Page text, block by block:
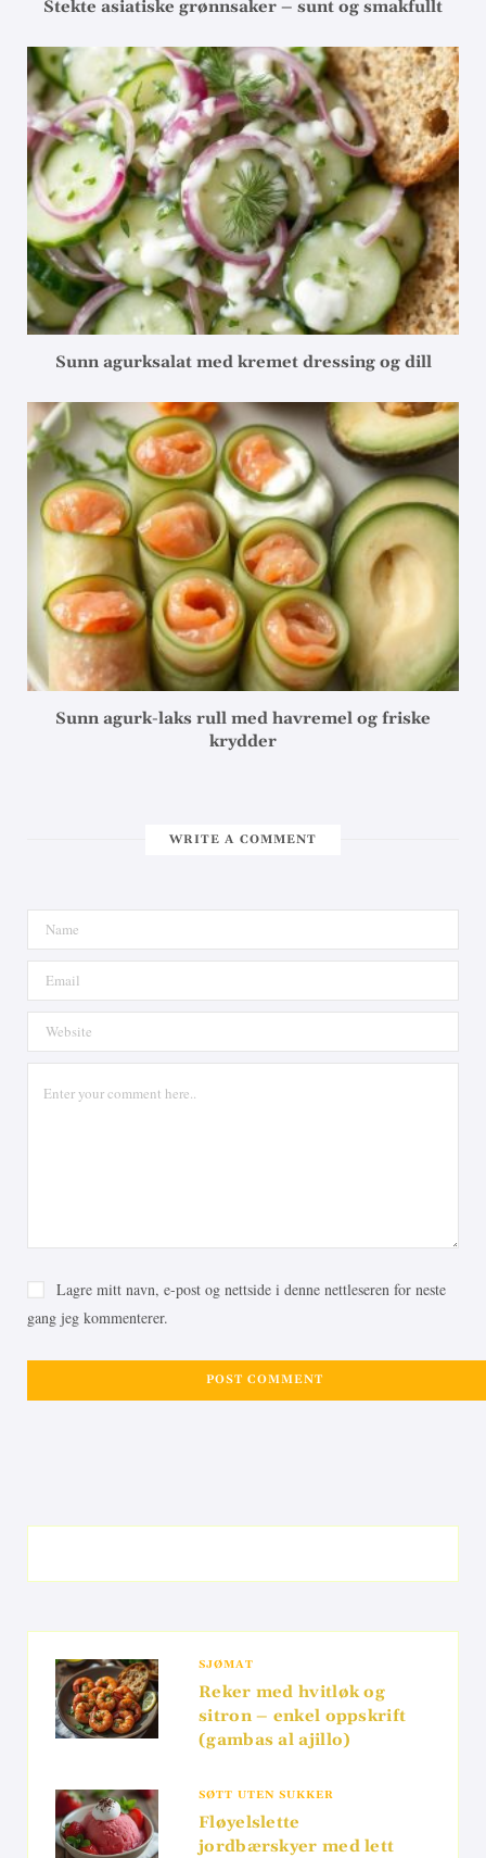
Stekte asiatiske grønnsaker – sunt og smakfullt
Sunn agurksalat med kremet dressing og dill
Sunn agurk-laks rull med havremel og friske
krydder
WRITE A COMMENT
Lagre mitt navn, e-post og nettside i denne nettleseren for neste
gang jeg kommenterer.
SJØMAT
Reker med hvitløk og
sitron – enkel oppskrift
(gambas al ajillo)
SØTT UTEN SUKKER
Fløyelslette
jordbærskyer med lett